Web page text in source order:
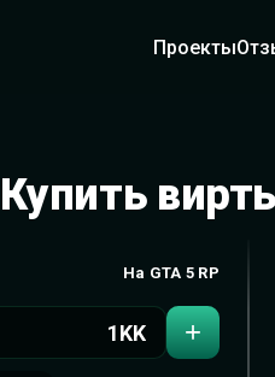
Проекты
Купить
На GTA 5 RP
+